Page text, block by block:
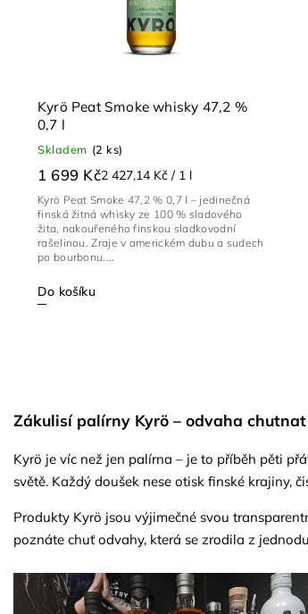
Kyrö Peat Smoke whisky 47,2 %
0,7 l
Skladem (2 ks)
1 699 Kč2 427,14 Kč / 1 l
Do košíku
Kyrö Peat Smoke 47,2 % 0,7 l – jedinečná
finská žitná whisky ze 100 % sladového
žita, nakouřeného finskou sladkovodní
rašelinou. Zraje v americkém dubu a sudech
po bourbonu....
Zákulisí palírny Kyrö – odvaha
Kyrö je víc než jen palírna – je to příběh pěti
světě. Každý doušek nese otisk finské krajiny,
Produkty Kyrö jsou výjimečné svou
poznáte chuť odvahy, která se zrodila z